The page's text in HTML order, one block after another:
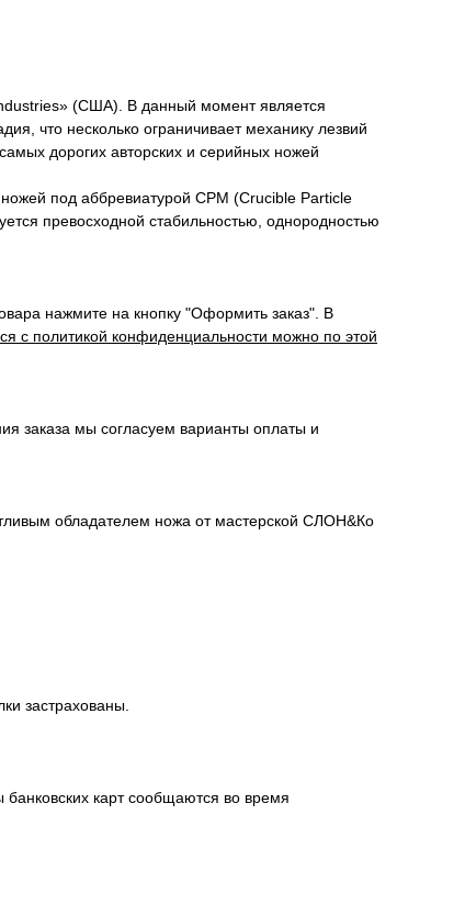
(США). В данный момент является
что несколько ограничивает механику лезвий
дорогих авторских и серийных ножей
ножей под аббревиатурой СРМ (Crucible Particle
превосходной стабильностью, однородностью
нажмите на кнопку "Оформить заказ". В
с политикой конфиденциальности можно по этой
заказа мы согласуем варианты оплаты и
обладателем ножа от мастерской СЛОН&Ко
застрахованы.
карт сообщаются во время